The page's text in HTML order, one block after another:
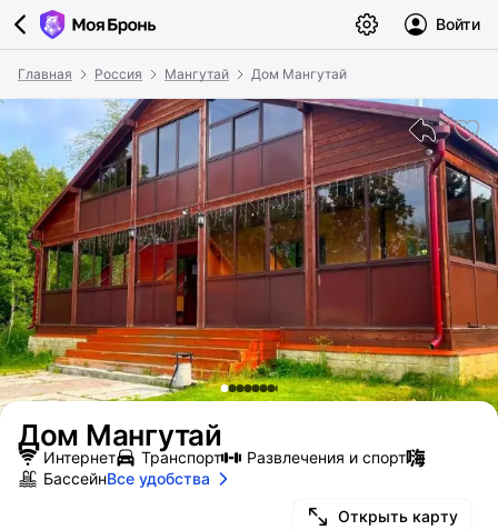
Войти
Главная Россия Мангутай Дом Мангутай
Дом Мангутай
Открыть карту
Интернет Транспорт
Развлечения и спорт
БассейнВсе удобства